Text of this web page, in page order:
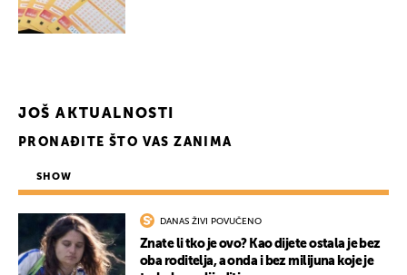
JOŠ AKTUALNOSTI
PRONAĐITE ŠTO VAS ZANIMA
SHOW
DANAS ŽIVI POVUČENO
Znate li tko je ovo? Kao dijete ostala je bez
oba roditelja, a onda i bez milijuna koje je